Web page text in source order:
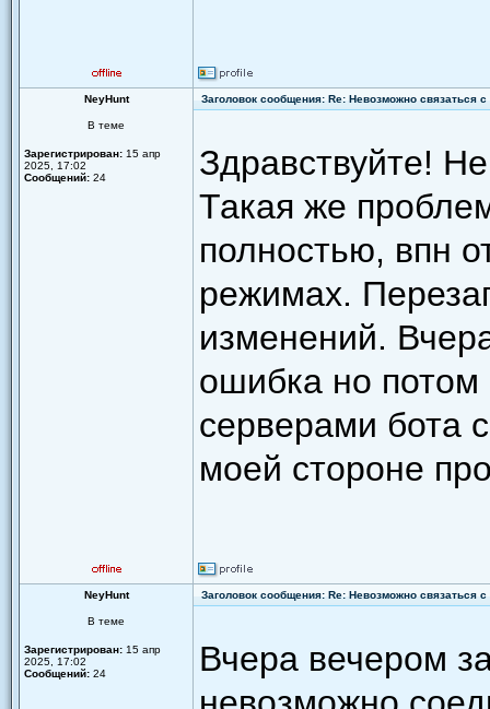
NeyHunt Заголовок сообщения: Re: Невозможно связаться
В теме
Зарегистрирован: 15 апр
2025, 17:02
Сообщений: 24
Здравствуйте!
Такая же
полностью, впн
режимах.
изменений.
ошибка но
серверами бота
моей стороне
NeyHunt Заголовок сообщения: Re: Невозможно связаться
В теме
Зарегистрирован: 15 апр
2025, 17:02
Сообщений: 24
Вчера вечером